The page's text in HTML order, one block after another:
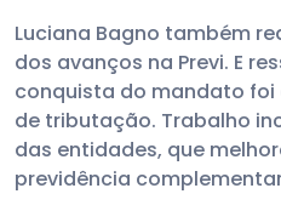
Luciana Bagno também
dos avanços na Previ. E
conquista do mandato
de tributação. Trabalho
das entidades, que
previdência